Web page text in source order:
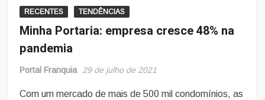
RECENTES TENDÊNCIAS
Minha Portaria: empresa cresce 48% na
pandemia
Portal Franquia 29 de julho de 2021
Com um mercado de mais de 500 mil condomínios, as